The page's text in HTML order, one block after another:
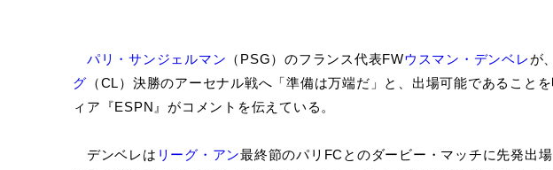
パリ・サンジェルマン （PSG）のフランス代表FWウスマン・デンベレが
グ （CL）決勝のアーセナル戦へ「準備は万端だ」と、出場可能であること
ィア『ESPN』がコメントを伝えている。
デンベレは リーグ・アン最終節のパリFCとのダービー・マッチに先発出